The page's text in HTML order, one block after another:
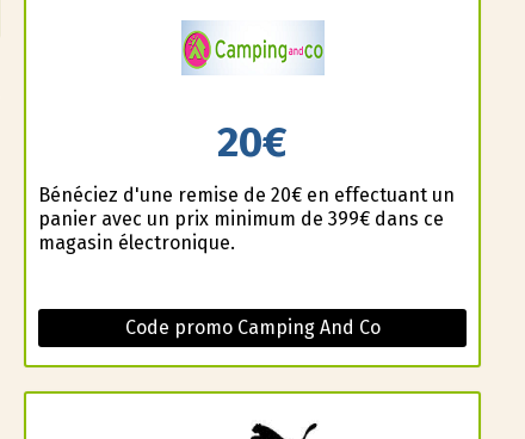
20€
Bénéficiez d'une remise de 20€ en effectuant un
panier avec un prix minimum de 399€ dans ce
magasin électronique.
Code promo Camping And Co